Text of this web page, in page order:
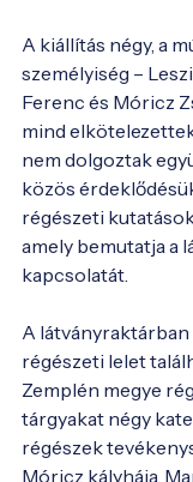
A kiállítás négy, a
személyiség –
Ferenc és Móricz
mind
nem dolgoztak
közös
régészeti
amely bemutatja a
kapcsolatát.
A
régészeti lelet
Zemplén megye
tárgyakat négy
régészek
Móricz kályhája,